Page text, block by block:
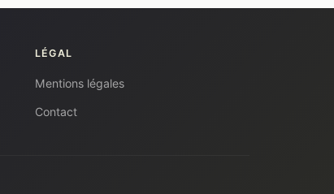
LÉGAL
Mentions légales
Contact